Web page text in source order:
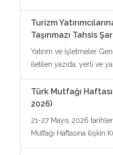
Turizm
Taşınmazı Tahsis
Yatırım ve İşletmeler
iletilen yazıda, yerli ve
Türk Mutfağı Haftası
2026)
21-27 Mayıs 2026
Mutfağı Haftasına ilişkin